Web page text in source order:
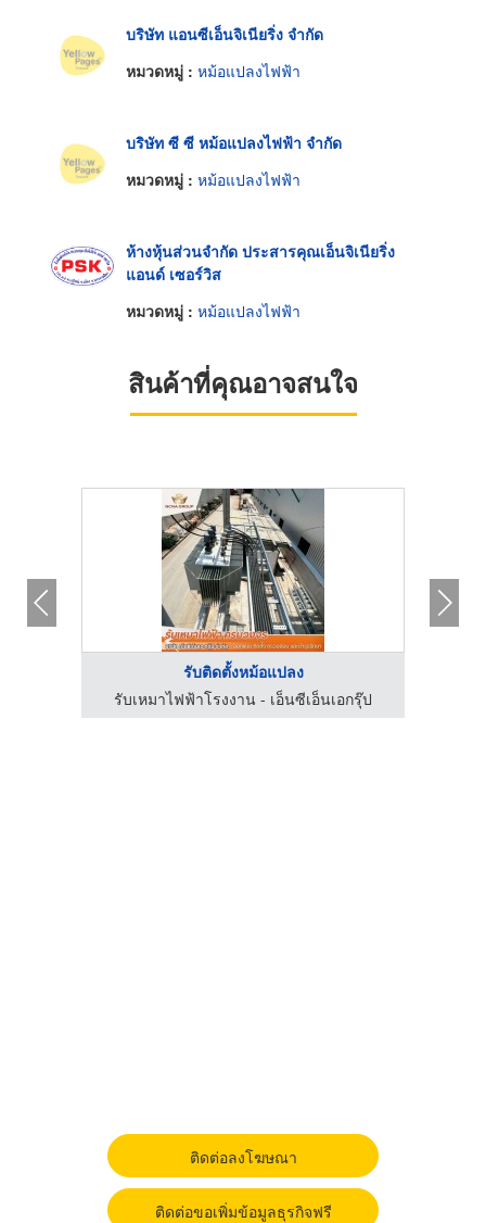
บริษัท แอนซีเอ็นจิเนียริ่ง จำกัด
หมวดหมู่ : หม้อแปลงไฟฟ้า
บริษัท ซี ซี หม้อแปลงไฟฟ้า จำกัด
หมวดหมู่ : หม้อแปลงไฟฟ้า
ห้างหุ้นส่วนจำกัด ประสารคุณเอ็นจิเนียริ่ง
แอนด์ เซอร์วิส
หมวดหมู่ : หม้อแปลงไฟฟ้า
สินค้าที่คุณอาจสนใจ
รับติดตั้งหม้อแปลง
รับเหมาไฟฟ้าโรงงาน - เอ็นซีเอ็นเอกรุ๊ป
ติดต่อลงโฆษณา
ติดต่อขอเพิ่มข้อมูลธุรกิจฟรี